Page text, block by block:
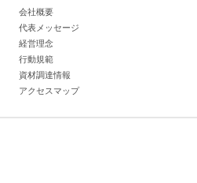
会社概要
代表メッセージ
経営理念
行動規範
資材調達情報
アクセスマップ